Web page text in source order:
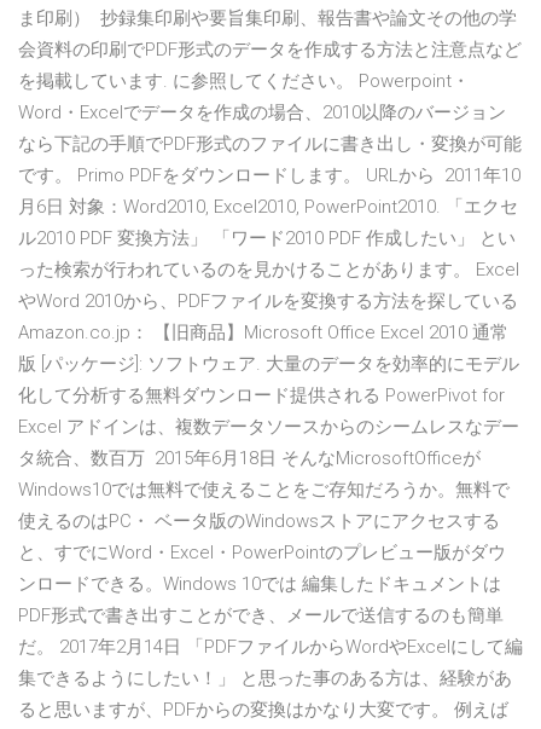
ま印刷） 抄録集印刷や要旨集印刷、報告書や論文その他の学
会資料の印刷でPDF形式のデータを作成する方法と注意点など
を掲載しています. に参照してください。 Powerpoint・
Word・Excelでデータを作成の場合、2010以降のバージョン
なら下記の手順でPDF形式のファイルに書き出し・変換が可能
です。 Primo PDFをダウンロードします。 URLから 2011年10
月6日 対象：Word2010, Excel2010, PowerPoint2010. 「エクセ
ル2010 PDF 変換方法」 「ワード2010 PDF 作成したい」 とい
った検索が行われているのを見かけることがあります。 Excel
やWord 2010から、PDFファイルを変換する方法を探している
Amazon.co.jp： 【旧商品】Microsoft Office Excel 2010 通常
版 [パッケージ]: ソフトウェア. 大量のデータを効率的にモデル
化して分析する無料ダウンロード提供される PowerPivot for
Excel アドインは、複数データソースからのシームレスなデー
タ統合、数百万 2015年6月18日 そんなMicrosoftOfficeが
Windows10では無料で使えることをご存知だろうか。無料で
使えるのはPC・ ベータ版のWindowsストアにアクセスする
と、すでにWord・Excel・PowerPointのプレビュー版がダウ
ンロードできる。Windows 10では 編集したドキュメントは
PDF形式で書き出すことができ、メールで送信するのも簡単
だ。 2017年2月14日 「PDFファイルからWordやExcelにして編
集できるようにしたい！」 と思った事のある方は、経験があ
ると思いますが、PDFからの変換はかなり大変です。 例えば